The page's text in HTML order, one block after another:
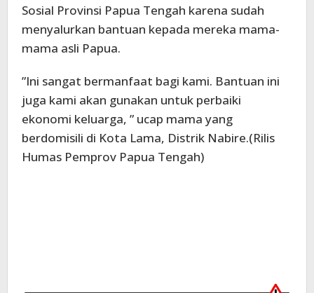
Sosial Provinsi Papua Tengah karena sudah
menyalurkan bantuan kepada mereka mama-
mama asli Papua.
”Ini sangat bermanfaat bagi kami. Bantuan ini
juga kami akan gunakan untuk perbaiki
ekonomi keluarga, ” ucap mama yang
berdomisili di Kota Lama, Distrik Nabire.(Rilis
Humas Pemprov Papua Tengah)